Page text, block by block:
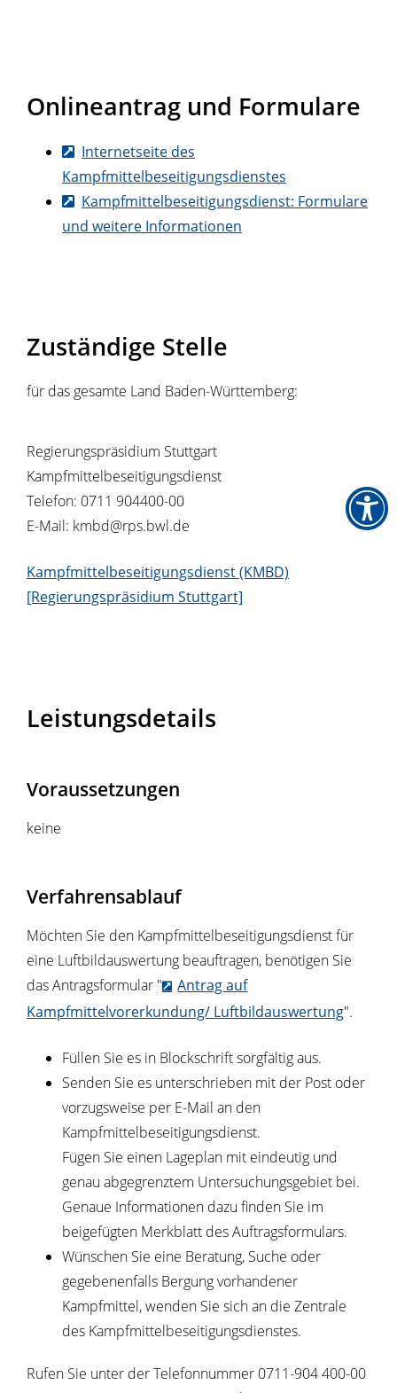
Onlineantrag und Formulare
Internetseite des
Kampfmittelbeseitigungsdienstes
Kampfmittelbeseitigungsdienst: Formulare
und weitere Informationen
Zuständige Stelle
für das gesamte Land Baden-Württemberg:
Regierungspräsidium Stuttgart
Kampfmittelbeseitigungsdienst
Telefon: 0711 904400-00
E-Mail: kmbd@rps.bwl.de
Kampfmittelbeseitigungsdienst (KMBD)
[Regierungspräsidium Stuttgart]
Leistungsdetails
Voraussetzungen
keine
Verfahrensablauf
Möchten Sie den Kampfmittelbeseitigungsdienst für
eine Luftbildauswertung beauftragen, benötigen Sie
das Antragsformular "
Antrag auf
Kampfmittelvorerkundung/ Luftbildauswertung".
Füllen Sie es in Blockschrift sorgfältig aus.
Senden Sie es unterschrieben mit der Post oder
vorzugsweise per E-Mail an den
Kampfmittelbeseitigungsdienst.
Fügen Sie einen Lageplan mit eindeutig und
genau abgegrenztem Untersuchungsgebiet bei.
Genaue Informationen dazu finden Sie im
beigefügten Merkblatt des Auftragsformulars.
Wünschen Sie eine Beratung, Suche oder
gegebenenfalls Bergung vorhandener
Kampfmittel, wenden Sie sich an die Zentrale
des Kampfmittelbeseitigungsdienstes.
Rufen Sie unter der Telefonnummer 0711-904 400-00